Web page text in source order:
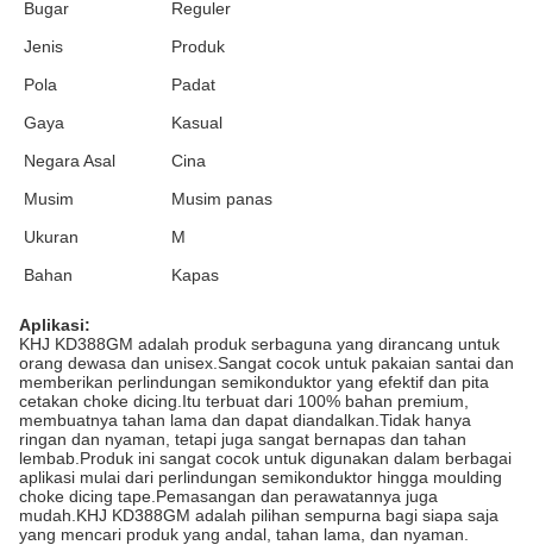
Bugar
Reguler
Jenis
Produk
Pola
Padat
Gaya
Kasual
Negara Asal
Cina
Musim
Musim panas
Ukuran
M
Bahan
Kapas
Aplikasi:
KHJ KD388GM adalah produk serbaguna yang dirancang untuk
orang dewasa dan unisex.Sangat cocok untuk pakaian santai dan
memberikan perlindungan semikonduktor yang efektif dan pita
cetakan choke dicing.Itu terbuat dari 100% bahan premium,
membuatnya tahan lama dan dapat diandalkan.Tidak hanya
ringan dan nyaman, tetapi juga sangat bernapas dan tahan
lembab.Produk ini sangat cocok untuk digunakan dalam berbagai
aplikasi mulai dari perlindungan semikonduktor hingga moulding
choke dicing tape.Pemasangan dan perawatannya juga
mudah.KHJ KD388GM adalah pilihan sempurna bagi siapa saja
yang mencari produk yang andal, tahan lama, dan nyaman.